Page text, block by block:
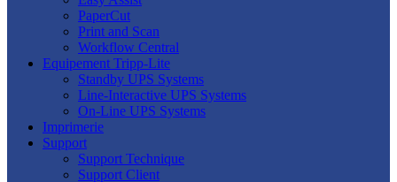
PaperCut
Print and Scan
Workflow Central
Equipement Tripp-Lite
Standby UPS Systems
Line-Interactive UPS Systems
On-Line UPS Systems
Imprimerie
Support
Support Technique
Support Client